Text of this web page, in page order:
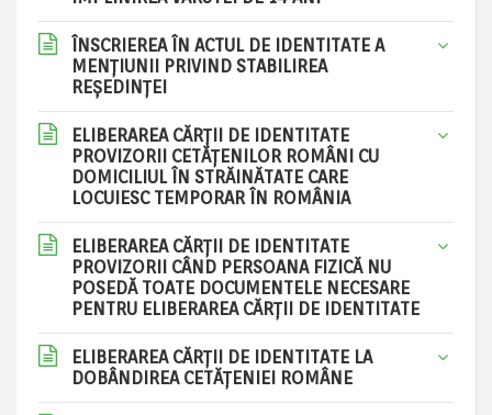
ÎNSCRIEREA ÎN ACTUL DE IDENTITATE A
MENŢIUNII PRIVIND STABILIREA
REŞEDINŢEI
ELIBERAREA CĂRŢII DE IDENTITATE
PROVIZORII CETĂŢENILOR ROMÂNI CU
DOMICILIUL ÎN STRĂINĂTATE CARE
LOCUIESC TEMPORAR ÎN ROMÂNIA
ELIBERAREA CĂRŢII DE IDENTITATE
PROVIZORII CÂND PERSOANA FIZICĂ NU
POSEDĂ TOATE DOCUMENTELE NECESARE
PENTRU ELIBERAREA CĂRŢII DE IDENTITATE
ELIBERAREA CĂRŢII DE IDENTITATE LA
DOBÂNDIREA CETĂŢENIEI ROMÂNE